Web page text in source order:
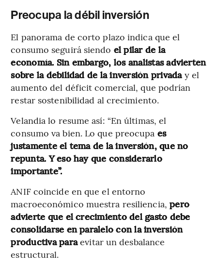
Preocupa la débil inversión
El panorama de corto plazo indica que el
consumo seguirá siendo el pilar de la
economía. Sin embargo, los analistas advierten
sobre la debilidad de la inversión privada y el
aumento del déficit comercial, que podrían
restar sostenibilidad al crecimiento.
Velandia lo resume así: “En últimas, el
consumo va bien. Lo que preocupa es
justamente el tema de la inversión, que no
repunta. Y eso hay que considerarlo
importante”.
ANIF coincide en que el entorno
macroeconómico muestra resiliencia, pero
advierte que el crecimiento del gasto debe
consolidarse en paralelo con la inversión
productiva paraevitar un desbalance
estructural.